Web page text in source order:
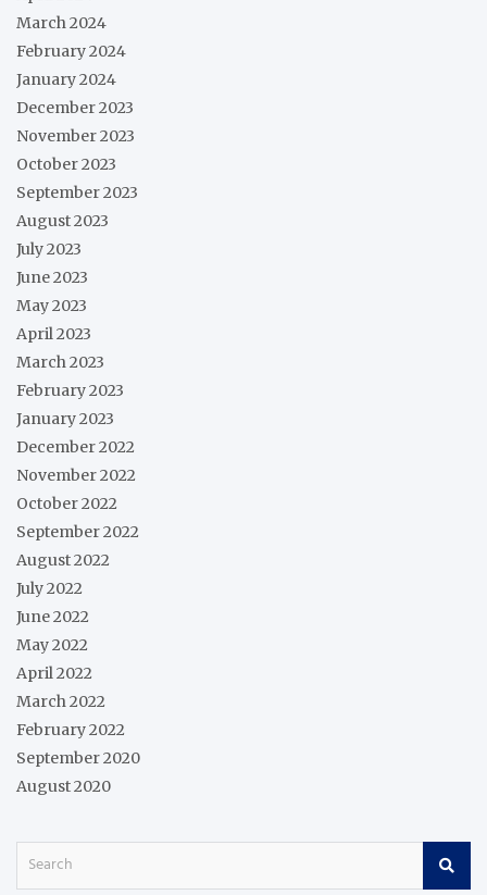
March 2024
February 2024
January 2024
December 2023
November 2023
October 2023
September 2023
August 2023
July 2023
June 2023
May 2023
April 2023
March 2023
February 2023
January 2023
December 2022
November 2022
October 2022
September 2022
August 2022
July 2022
June 2022
May 2022
April 2022
March 2022
February 2022
September 2020
August 2020